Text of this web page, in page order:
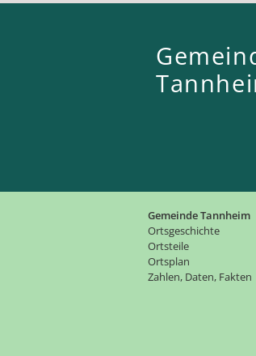
Gemeinde Tannheim
Ortsgeschichte
Ortsteile
Ortsplan
Zahlen, Daten, Fakten